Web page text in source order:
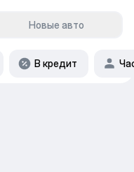
Новые авто
В кредит